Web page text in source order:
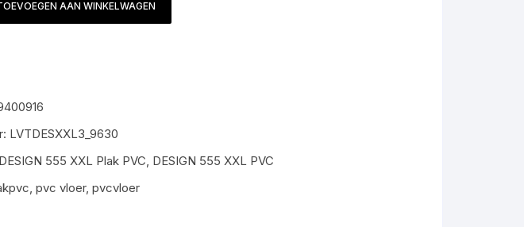
AAN WINKELWAGEN
LVTDESXXL3_9630
DESIGN 555 XXL Plak PVC, DESIGN 555 XXL PVC
, pvc vloer, pvcvloer